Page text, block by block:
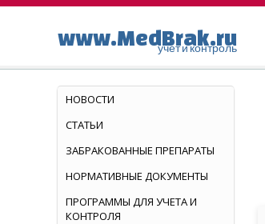
www.MedBrak.ru
учет и контроль
НОВОСТИ
СТАТЬИ
ЗАБРАКОВАННЫЕ ПРЕПАРАТЫ
НОРМАТИВНЫЕ ДОКУМЕНТЫ
ПРОГРАММЫ ДЛЯ УЧЕТА И
КОНТРОЛЯ